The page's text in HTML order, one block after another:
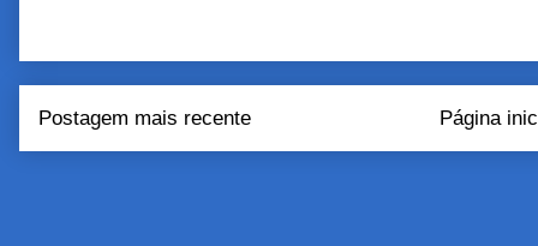
Postagem mais recente Página